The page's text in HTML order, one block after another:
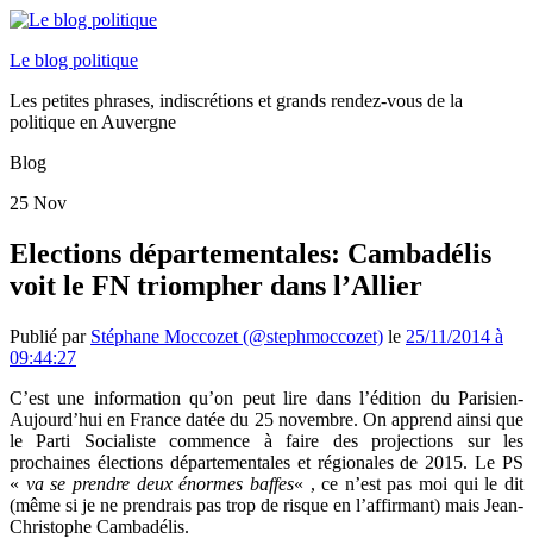
Le blog politique
Les petites phrases, indiscrétions et grands rendez-vous de la
politique en Auvergne
Blog
25 Nov
Elections départementales: Cambadélis
voit le FN triompher dans l’Allier
Publié par Stéphane Moccozet (@stephmoccozet) le 25/11/2014 à
09:44:27
C’est une information qu’on peut lire dans l’édition du Parisien-
Aujourd’hui en France datée du 25 novembre. On apprend ainsi que
le Parti Socialiste commence à faire des projections sur les
prochaines élections départementales et régionales de 2015. Le PS
« va se prendre deux énormes baffes« , ce n’est pas moi qui le dit
(même si je ne prendrais pas trop de risque en l’affirmant) mais Jean-
Christophe Cambadélis.